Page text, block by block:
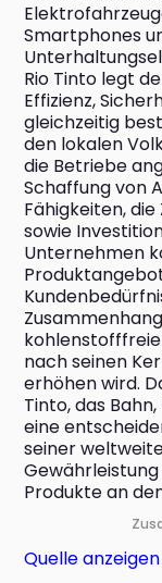
Smartphones
Rio Tinto legt
Effizienz,
gleichzeitig
den lokalen
die Betriebe
Schaffung von
Fähigkeiten,
sowie
Unternehmen
nach seinen
erhöhen wird.
Tinto, das
eine
seiner
Produkte an
Quelle anzeigen